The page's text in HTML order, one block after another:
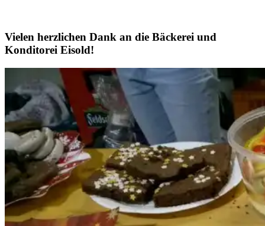
Vielen herzlichen Dank an die Bäckerei und
Konditorei Eisold!